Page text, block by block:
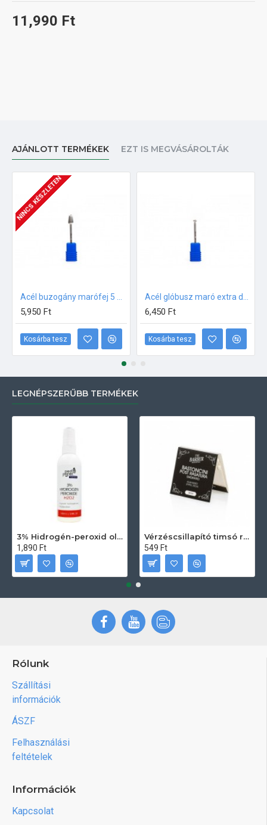
11,990 Ft
AJÁNLOTT TERMÉKEK EZT IS MEGVÁSÁROLTÁK
NINCS KÉSZLETEN
5,950 Ft
Kosárba tesz
6,450 Ft
Kosárba tesz
LEGNÉPSZERŰBB TERMÉKEK
3% Hidrogén-peroxid oldat (sebfertőtlenítő) 100ml
1,890 Ft
Vérzéscsillapító timsó rúd 20db
549 Ft
Rólunk
Szállítási
információk
ÁSZF
Felhasználási
feltételek
Információk
Kapcsolat